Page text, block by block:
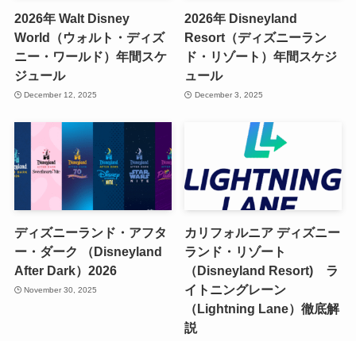
2026年 Walt Disney
World（ウォルト・ディズ
ニー・ワールド）年間スケ
ジュール
December 12, 2025
2026年 Disneyland
Resort（ディズニーラン
ド・リゾート）年間スケジ
ュール
December 3, 2025
ディズニーランド・アフタ
ー・ダーク （Disneyland
After Dark）2026
November 30, 2025
カリフォルニア ディズニー
ランド・リゾート
（Disneyland Resort) ラ
イトニングレーン
（Lightning Lane）徹底解
説